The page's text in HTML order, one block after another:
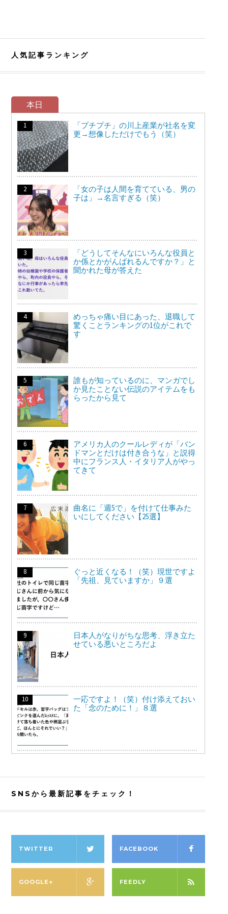
人気記事ランキング
本日
「プチプチ」の川上産業が社名を変
更→想像しただけでもう（笑）
「女の子は人間を育てている、男の
子は」→名言すぎる（笑）
「どうしてそんなにいろんな役員と
か係とかがんばれるんですか？」と
聞かれた母が答えた
めっちゃ痛い目にあった、退職して
驚くことランキングの1位がこれで
す
誰もが知っているのに、マンガでし
か見たことない伝説のアイテムをも
らったから見て
アメリカ人のクールレディが「バン
ドマンとだけは付き合うな」と説得
中にフランス人・イタリア人がやっ
てきて
曲名に「週5で」を付けて仕事みた
いにしてください【25選】
ぐっと近くなる！（笑）現世ですよ
「先祖、見ていますか」９選
日本人がなりがちな思考、浮き立た
せている悪いところだよ
一応ですよ！（笑）付け添えておい
た「念のために！」８選
SNSから最新記事をチェック！
TWITTER FACEBOOK
GOOGLE+ FEEDLY